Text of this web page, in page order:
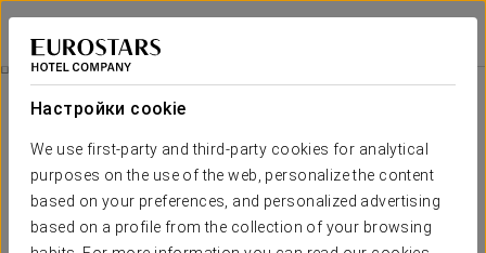
Настройки cookie
We use first-party and third-party cookies for analytical
purposes on the use of the web, personalize the content
based on your preferences, and personalized advertising
based on a profile from the collection of your browsing
Exe Rey Don Jaime
ВАЛЕНСИЯ
Pомантический Опыт